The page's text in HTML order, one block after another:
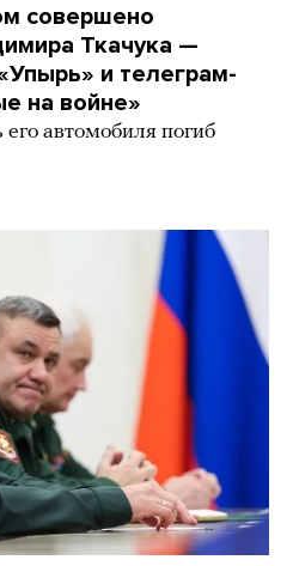
совершено
Ткачука —
и телеграм-
на войне»
автомобиля погиб